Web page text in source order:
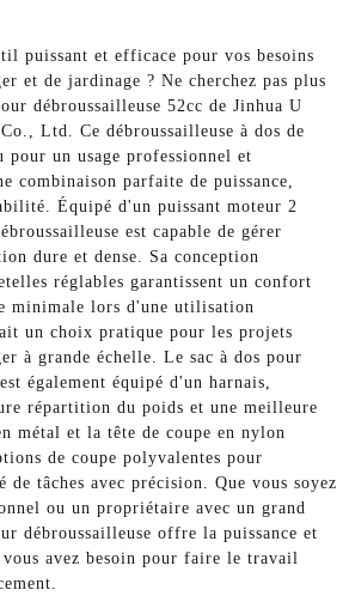
puissant et efficace pour vos besoins
et de jardinage ? Ne cherchez pas plus
débroussailleuse 52cc de Jinhua U
Ltd. Ce débroussailleuse à dos de
pour un usage professionnel et
combinaison parfaite de puissance,
Équipé d'un puissant moteur 2
est capable de gérer
dure et dense. Sa conception
réglables garantissent un confort
minimale lors d'une utilisation
un choix pratique pour les projets
à grande échelle. Le sac à dos pour
également équipé d'un harnais,
répartition du poids et une meilleure
métal et la tête de coupe en nylon
de coupe polyvalentes pour
de tâches avec précision. Que vous soyez
ou un propriétaire avec un grand
débroussailleuse offre la puissance et
avez besoin pour faire le travail